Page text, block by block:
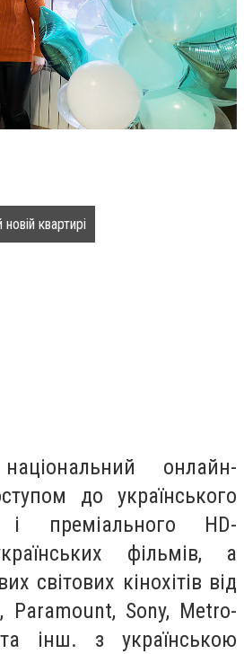
квартирі
онлайн-
до українського
і преміального HD-
фільмів, а
світових кінохітів від
Paramount, Sony, Metro-
інш. з українською